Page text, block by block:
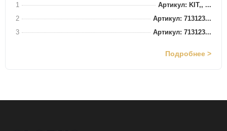
1
Артикул: KIT,, ...
2
Артикул: 713123...
3
Артикул: 713123...
Подробнее >